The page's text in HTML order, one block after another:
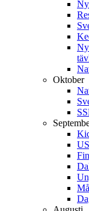
Oktober